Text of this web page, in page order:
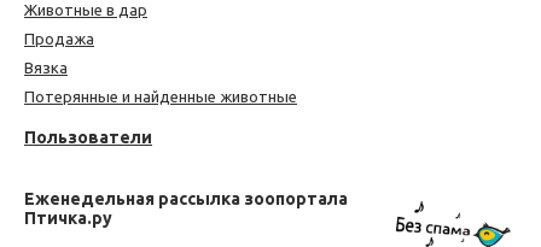
Животные в дар
Продажа
Вязка
Потерянные и найденные животные
Пользователи
Еженедельная рассылка зоопортала
Птичка.ру